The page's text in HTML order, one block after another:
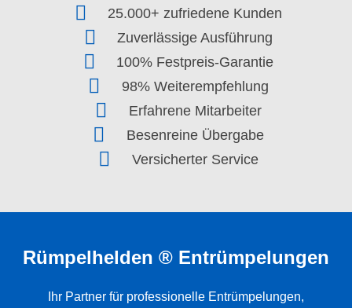
25.000+ zufriedene Kunden
Zuverlässige Ausführung
100% Festpreis-Garantie
98% Weiterempfehlung
Erfahrene Mitarbeiter
Besenreine Übergabe
Versicherter Service
Rümpelhelden ® Entrümpelungen
Ihr Partner für professionelle Entrümpelungen,